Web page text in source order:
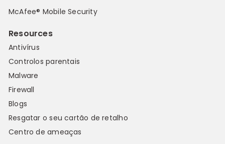
McAfee® Mobile Security
Resources
Antivírus
Controlos parentais
Malware
Firewall
Blogs
Resgatar o seu cartão de retalho
Centro de ameaças